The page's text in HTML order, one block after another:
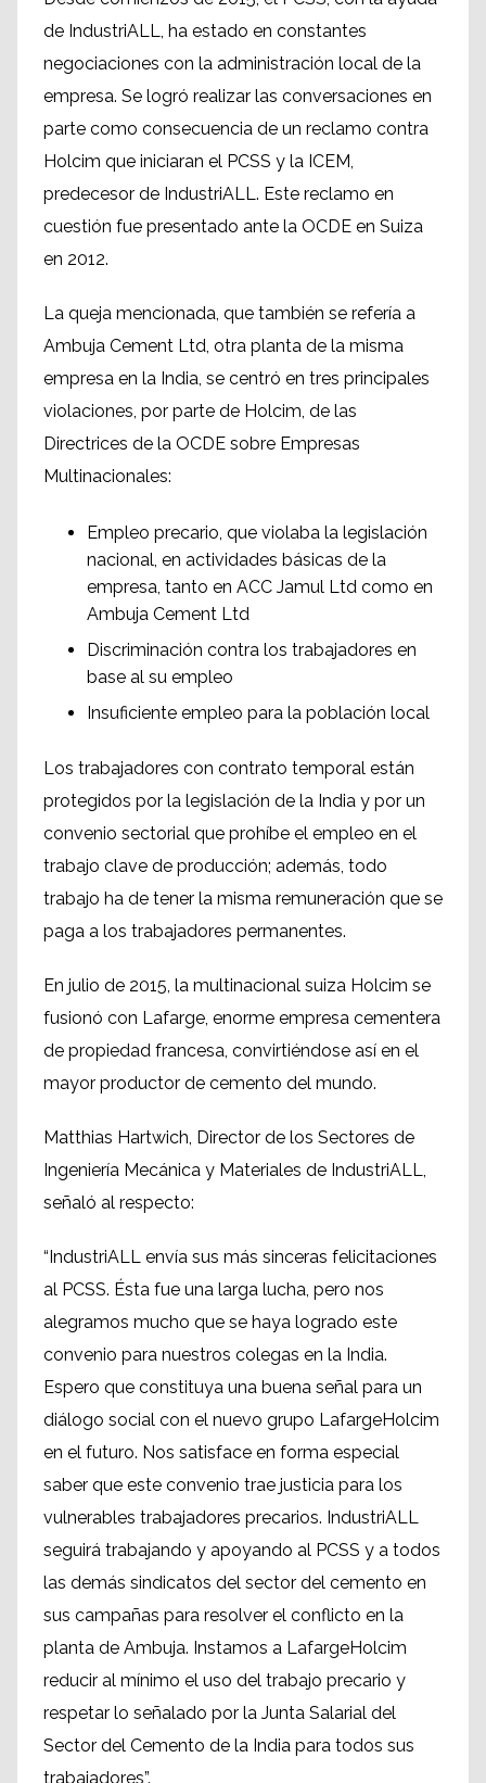
de IndustriALL, ha estado en constantes
negociaciones con la administración local de la
empresa. Se logró realizar las conversaciones en
parte como consecuencia de un reclamo contra
Holcim que iniciaran el PCSS y la ICEM,
predecesor de IndustriALL. Este reclamo en
cuestión fue presentado ante la OCDE en Suiza
en 2012.
La queja mencionada, que también se refería a
Ambuja Cement Ltd, otra planta de la misma
empresa en la India, se centró en tres principales
violaciones, por parte de Holcim, de las
Directrices de la OCDE sobre Empresas
Multinacionales:
Empleo precario, que violaba la legislación
nacional, en actividades básicas de la
empresa, tanto en ACC Jamul Ltd como en
Ambuja Cement Ltd
Discriminación contra los trabajadores en
base al su empleo
Insuficiente empleo para la población local
Los trabajadores con contrato temporal están
protegidos por la legislación de la India y por un
convenio sectorial que prohíbe el empleo en el
trabajo clave de producción; además, todo
trabajo ha de tener la misma remuneración que se
paga a los trabajadores permanentes.
En julio de 2015, la multinacional suiza Holcim se
fusionó con Lafarge, enorme empresa cementera
de propiedad francesa, convirtiéndose así en el
mayor productor de cemento del mundo.
Matthias Hartwich, Director de los Sectores de
Ingeniería Mecánica y Materiales de IndustriALL,
señaló al respecto:
“IndustriALL envía sus más sinceras felicitaciones
al PCSS. Ésta fue una larga lucha, pero nos
alegramos mucho que se haya logrado este
convenio para nuestros colegas en la India.
Espero que constituya una buena señal para un
diálogo social con el nuevo grupo LafargeHolcim
en el futuro. Nos satisface en forma especial
saber que este convenio trae justicia para los
vulnerables trabajadores precarios. IndustriALL
seguirá trabajando y apoyando al PCSS y a todos
las demás sindicatos del sector del cemento en
sus campañas para resolver el conflicto en la
planta de Ambuja. Instamos a LafargeHolcim
reducir al mínimo el uso del trabajo precario y
respetar lo señalado por la Junta Salarial del
Sector del Cemento de la India para todos sus
trabajadores”.